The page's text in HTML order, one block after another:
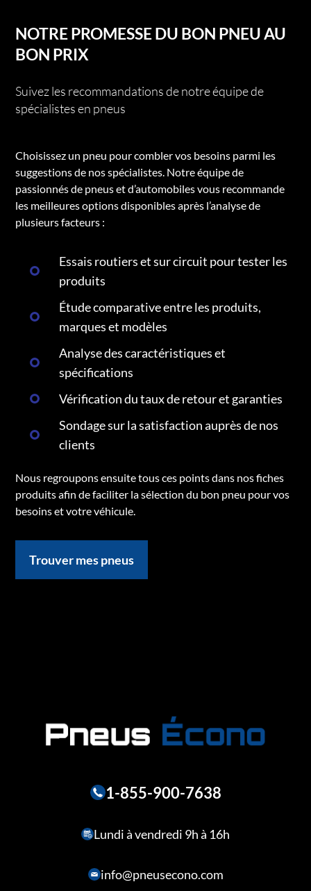
NOTRE PROMESSE DU BON PNEU AU
BON PRIX
Suivez les recommandations de notre équipe de
spécialistes en pneus
Choisissez un pneu pour combler vos besoins parmi les
suggestions de nos spécialistes. Notre équipe de
passionnés de pneus et d’automobiles vous recommande
les meilleures options disponibles après l’analyse de
plusieurs facteurs :
Essais routiers et sur circuit pour tester les
produits
Étude comparative entre les produits,
marques et modèles
Analyse des caractéristiques et
spécifications
Vérification du taux de retour et garanties
Sondage sur la satisfaction auprès de nos
clients
Nous regroupons ensuite tous ces points dans nos fiches
produits afin de faciliter la sélection du bon pneu pour vos
besoins et votre véhicule.
Trouver mes pneus
1-855-900-7638
Lundi à vendredi 9h à 16h
info@pneusecono.com